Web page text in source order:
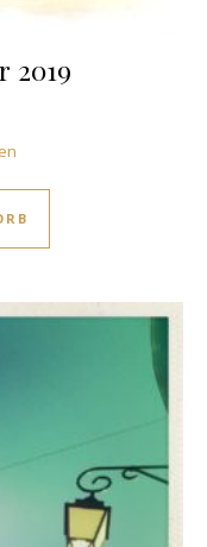
2019